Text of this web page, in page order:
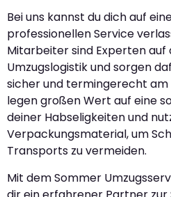
Bei uns kannst du dich auf
professionellen Service
Mitarbeiter sind Experten
Umzugslogistik und sorgen
sicher und termingerecht
legen großen Wert auf eine
deiner Habseligkeiten und
Verpackungsmaterial, um
Transports zu vermeiden.
Mit dem Sommer